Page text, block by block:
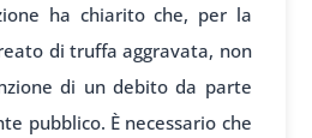
ha chiarito che, per la
di truffa aggravata, non
di un debito da parte
pubblico. È necessario che